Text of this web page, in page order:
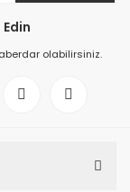
olabilirsiniz.